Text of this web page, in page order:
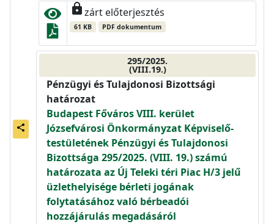
share
lockzárt előterjesztés
61 KB PDF dokumentum
295/2025.
(VIII.19.)
Pénzügyi és Tulajdonosi Bizottsági
határozat
Budapest Főváros VIII. kerület
Józsefvárosi Önkormányzat Képviselő-
testületének Pénzügyi és Tulajdonosi
Bizottsága 295/2025. (VIII. 19.) számú
határozata az Új Teleki téri Piac H/3 jelű
üzlethelyisége bérleti jogának
folytatásához való bérbeadói
hozzájárulás megadásáról